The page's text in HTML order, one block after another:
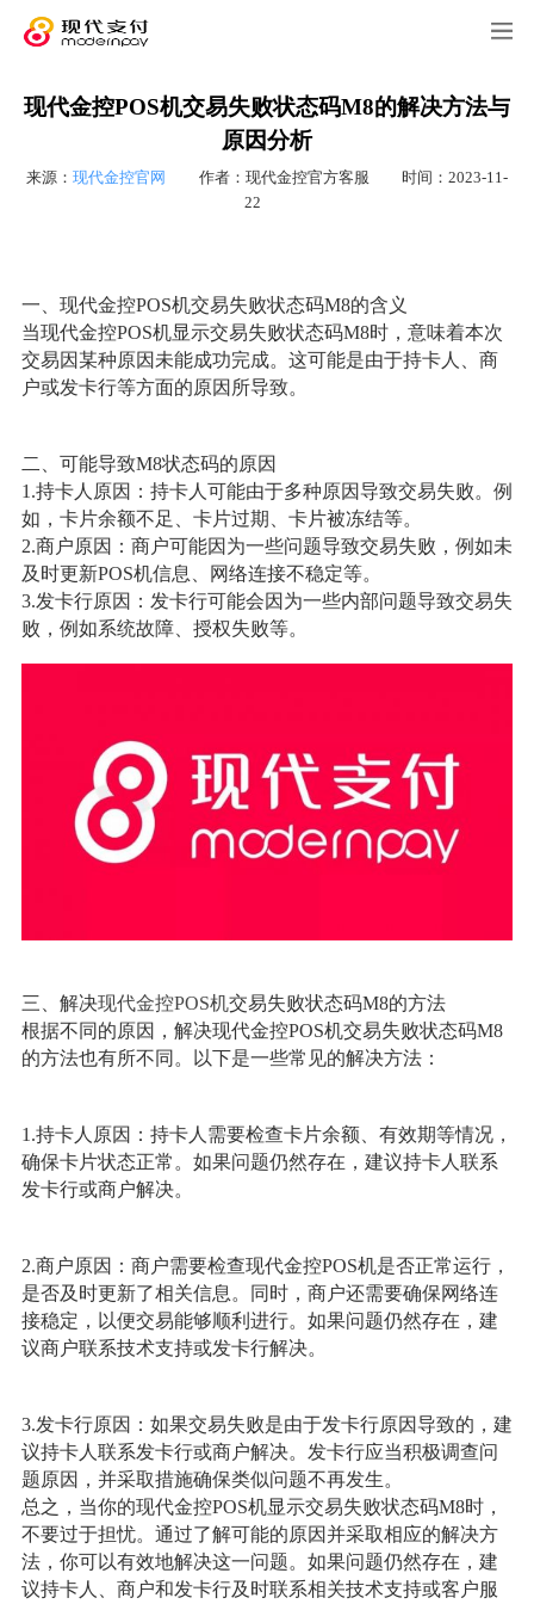
现代金控POS机交易失败状态码M8的解决方法与
原因分析
来源： 现代金控官网 作者：现代金控官方客服
时间：2023-11-
22
一、现代金控POS机交易失败状态码M8的含义
当现代金控POS机显示交易失败状态码M8时，意味着本次
交易因某种原因未能成功完成。这可能是由于持卡人、商
户或发卡行等方面的原因所导致。
二、可能导致M8状态码的原因
1.持卡人原因：持卡人可能由于多种原因导致交易失败。例
如，卡片余额不足、卡片过期、卡片被冻结等。
2.商户原因：商户可能因为一些问题导致交易失败，例如未
及时更新POS机信息、网络连接不稳定等。
3.发卡行原因：发卡行可能会因为一些内部问题导致交易失
败，例如系统故障、授权失败等。
三、解决现代金控POS机交易失败状态码M8的方法
根据不同的原因，解决现代金控POS机交易失败状态码M8
的方法也有所不同。以下是一些常见的解决方法：
1.持卡人原因：持卡人需要检查卡片余额、有效期等情况，
确保卡片状态正常。如果问题仍然存在，建议持卡人联系
发卡行或商户解决。
2.商户原因：商户需要检查现代金控POS机是否正常运行，
是否及时更新了相关信息。同时，商户还需要确保网络连
接稳定，以便交易能够顺利进行。如果问题仍然存在，建
议商户联系技术支持或发卡行解决。
3.发卡行原因：如果交易失败是由于发卡行原因导致的，建
议持卡人联系发卡行或商户解决。发卡行应当积极调查问
题原因，并采取措施确保类似问题不再发生。
总之，当你的现代金控POS机显示交易失败状态码M8时，
不要过于担忧。通过了解可能的原因并采取相应的解决方
法，你可以有效地解决这一问题。如果问题仍然存在，建
议持卡人、商户和发卡行及时联系相关技术支持或客户服